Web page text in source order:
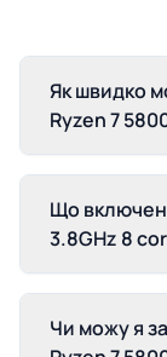
Як швидко
Ryzen 7
Що
3.8GHz 8
Чи можу я